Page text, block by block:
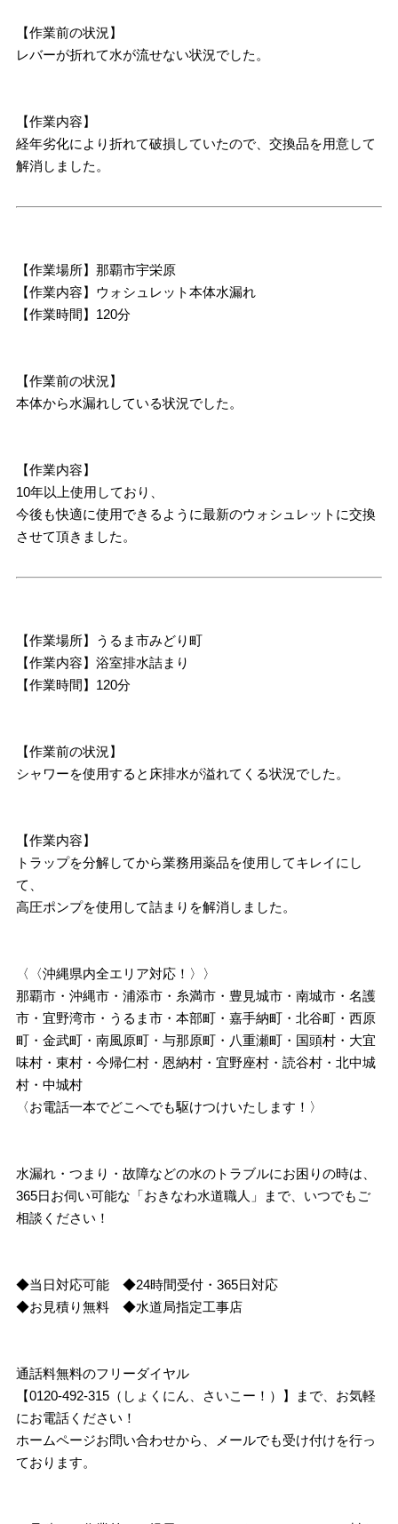
【作業前の状況】
レバーが折れて水が流せない状況でした。
【作業内容】
経年劣化により折れて破損していたので、交換品を用意して
解消しました。
【作業場所】那覇市宇栄原
【作業内容】ウォシュレット本体水漏れ
【作業時間】120分
【作業前の状況】
本体から水漏れしている状況でした。
【作業内容】
10年以上使用しており、
今後も快適に使用できるように最新のウォシュレットに交換
させて頂きました。
【作業場所】うるま市みどり町
【作業内容】浴室排水詰まり
【作業時間】120分
【作業前の状況】
シャワーを使用すると床排水が溢れてくる状況でした。
【作業内容】
トラップを分解してから業務用薬品を使用してキレイにし
て、
高圧ポンプを使用して詰まりを解消しました。
〈〈沖縄県内全エリア対応！〉〉
那覇市・沖縄市・浦添市・糸満市・豊見城市・南城市・名護
市・宜野湾市・うるま市・本部町・嘉手納町・北谷町・西原
町・金武町・南風原町・与那原町・八重瀬町・国頭村・大宜
味村・東村・今帰仁村・恩納村・宜野座村・読谷村・北中城
村・中城村
〈お電話一本でどこへでも駆けつけいたします！〉
水漏れ・つまり・故障などの水のトラブルにお困りの時は、
365日お伺い可能な「おきなわ水道職人」まで、いつでもご
相談ください！
◆当日対応可能 ◆24時間受付・365日対応
◆お見積り無料 ◆水道局指定工事店
通話料無料のフリーダイヤル
【0120-492-315（しょくにん、さいこー！）】まで、お気軽
にお電話ください！
ホームページお問い合わせから、メールでも受け付けを行っ
ております。